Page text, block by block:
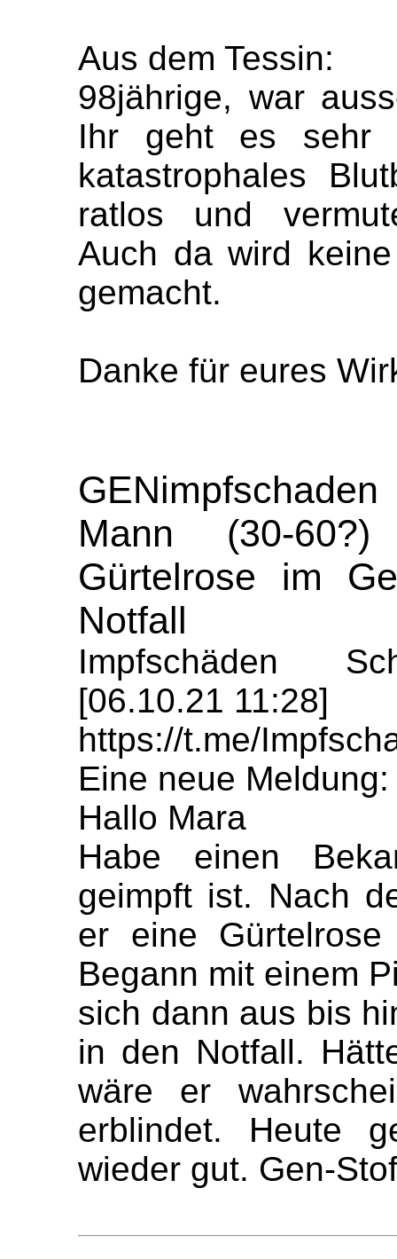
Aus dem Tessin:
98jährige, war
Ihr geht es sehr
katastrophales
ratlos und
Auch da wird
gemacht.
Danke für eures
Mann (30-
Gürtelrose im
Notfall
Impfschäden
[06.10.21 11:28]
https://t.me/
Eine neue Meldung:
Hallo Mara
Habe einen
geimpft ist. Nach
er eine
Begann mit einem
sich dann aus bis
in den Notfall.
wäre er
erblindet. Heute
wieder gut. Gen-